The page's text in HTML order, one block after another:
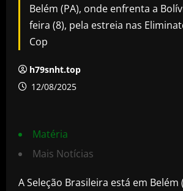
Belém (PA), onde enfrenta a
feira (8), pela estreia nas
Cop
h79snht.top
12/08/2025
Matéria
Mais Notícias
A Seleção Brasileira está em Belém